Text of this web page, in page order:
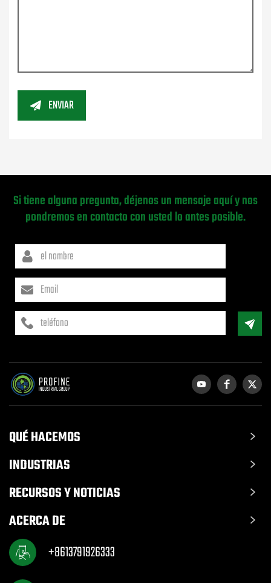
ENVIAR
Si tiene alguna pregunta, déjenos un mensaje aquí y nos
pondremos en contacto con usted lo antes posible.
QUÉ HACEMOS
INDUSTRIAS
RECURSOS Y NOTICIAS
ACERCA DE
+8613791926333